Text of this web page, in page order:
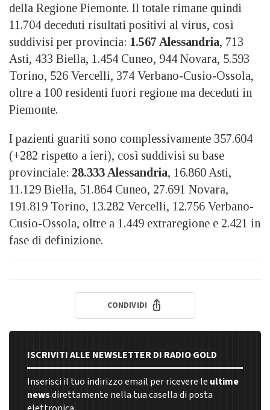
della Regione Piemonte. Il totale rimane quindi
11.704 deceduti risultati positivi al virus, così
suddivisi per provincia: 1.567 Alessandria, 713
Asti, 433 Biella, 1.454 Cuneo, 944 Novara, 5.593
Torino, 526 Vercelli, 374 Verbano-Cusio-Ossola,
oltre a 100 residenti fuori regione ma deceduti in
Piemonte.
I pazienti guariti sono complessivamente 357.604
(+282 rispetto a ieri), così suddivisi su base
provinciale: 28.333 Alessandria, 16.860 Asti,
11.129 Biella, 51.864 Cuneo, 27.691 Novara,
191.819 Torino, 13.282 Vercelli, 12.756 Verbano-
Cusio-Ossola, oltre a 1.449 extraregione e 2.421 in
fase di definizione.
CONDIVIDI
ISCRIVITI ALLE NEWSLETTER DI RADIO GOLD
Inserisci il tuo indirizzo email per ricevere le ultime
newsdirettamente nella tua casella di posta